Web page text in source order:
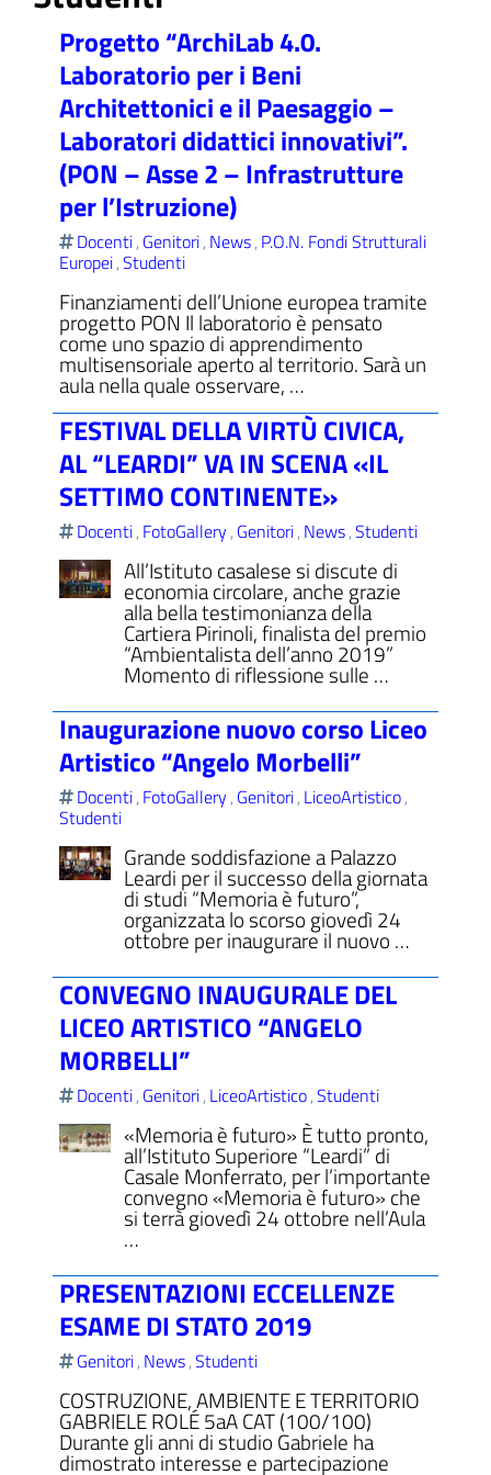
del sito
Progetto “ArchiLab 4.0.
Laboratorio per i Beni
Architettonici e il Paesaggio –
Laboratori didattici innovativi”.
(PON – Asse 2 – Infrastrutture
per l’Istruzione)
Docenti, Genitori, News, P.O.N. Fondi Strutturali
Europei,Studenti
Finanziamenti dell’Unione europea tramite
progetto PON Il laboratorio è pensato
come uno spazio di apprendimento
multisensoriale aperto al territorio. Sarà un
aula nella quale osservare, …
FESTIVAL DELLA VIRTÙ CIVICA,
AL “LEARDI” VA IN SCENA «IL
SETTIMO CONTINENTE»
Docenti, FotoGallery, Genitori, News,Studenti
All’Istituto casalese si discute di
economia circolare, anche grazie
alla bella testimonianza della
Cartiera Pirinoli, finalista del premio
“Ambientalista dell’anno 2019”
Momento di riflessione sulle …
Inaugurazione nuovo corso Liceo
Artistico “Angelo Morbelli”
Docenti, FotoGallery, Genitori, LiceoArtistico,
Studenti
Grande soddisfazione a Palazzo
Leardi per il successo della giornata
di studi “Memoria è futuro”,
organizzata lo scorso giovedì 24
ottobre per inaugurare il nuovo …
CONVEGNO INAUGURALE DEL
LICEO ARTISTICO “ANGELO
MORBELLI”
Docenti, Genitori, LiceoArtistico,Studenti
«Memoria è futuro» È tutto pronto,
all’Istituto Superiore “Leardi” di
Casale Monferrato, per l’importante
convegno «Memoria è futuro» che
si terrà giovedì 24 ottobre nell’Aula
…
PRESENTAZIONI ECCELLENZE
ESAME DI STATO 2019
Genitori, News,Studenti
COSTRUZIONE, AMBIENTE E TERRITORIO
GABRIELE ROLÉ 5aA CAT (100/100)
Durante gli anni di studio Gabriele ha
dimostrato interesse e partecipazione